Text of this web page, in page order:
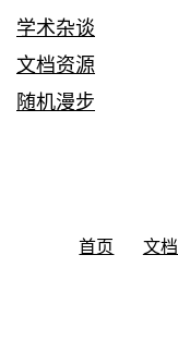
学术杂谈
文档资源
随机漫步
首页 文